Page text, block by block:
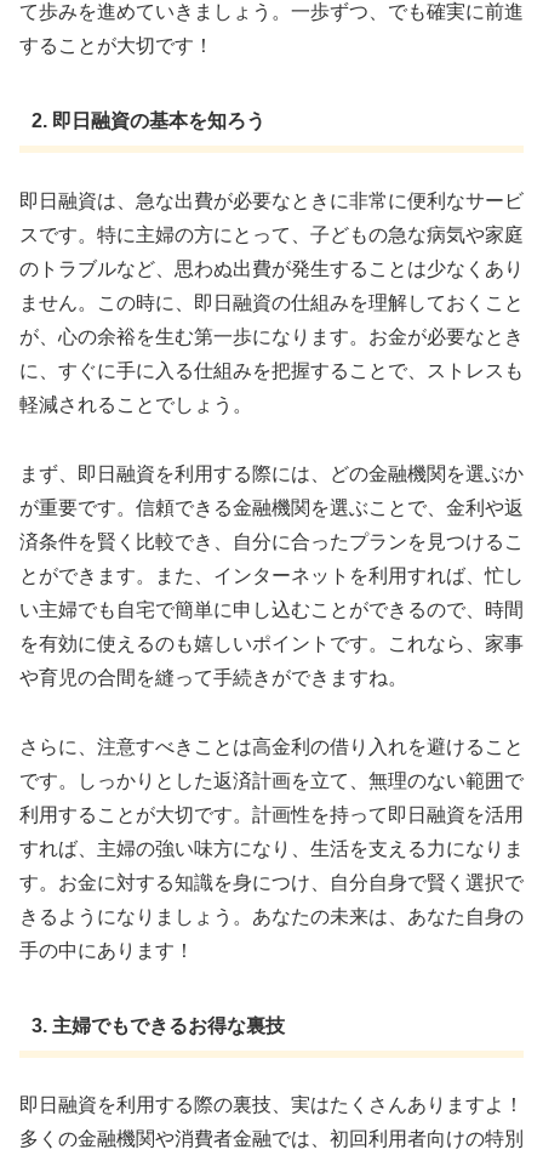
て歩みを進めていきましょう。一歩ずつ、でも確実に前進
することが大切です！
2. 即日融資の基本を知ろう
即日融資は、急な出費が必要なときに非常に便利なサービ
スです。特に主婦の方にとって、子どもの急な病気や家庭
のトラブルなど、思わぬ出費が発生することは少なくあり
ません。この時に、即日融資の仕組みを理解しておくこと
が、心の余裕を生む第一歩になります。お金が必要なとき
に、すぐに手に入る仕組みを把握することで、ストレスも
軽減されることでしょう。
まず、即日融資を利用する際には、どの金融機関を選ぶか
が重要です。信頼できる金融機関を選ぶことで、金利や返
済条件を賢く比較でき、自分に合ったプランを見つけるこ
とができます。また、インターネットを利用すれば、忙し
い主婦でも自宅で簡単に申し込むことができるので、時間
を有効に使えるのも嬉しいポイントです。これなら、家事
や育児の合間を縫って手続きができますね。
さらに、注意すべきことは高金利の借り入れを避けること
です。しっかりとした返済計画を立て、無理のない範囲で
利用することが大切です。計画性を持って即日融資を活用
すれば、主婦の強い味方になり、生活を支える力になりま
す。お金に対する知識を身につけ、自分自身で賢く選択で
きるようになりましょう。あなたの未来は、あなた自身の
手の中にあります！
3. 主婦でもできるお得な裏技
即日融資を利用する際の裏技、実はたくさんありますよ！
多くの金融機関や消費者金融では、初回利用者向けの特別